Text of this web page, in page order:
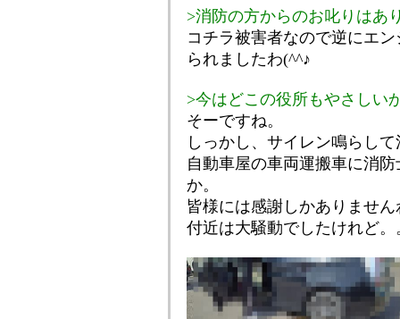
>消防の方からのお叱りはあ
コチラ被害者なので逆にエ
られましたわ(^^♪
>今はどこの役所もやさしい
そーですね。
しっかし、サイレン鳴らし
自動車屋の車両運搬車に消
か。
皆様には感謝しかありません
付近は大騒動でしたけれど。